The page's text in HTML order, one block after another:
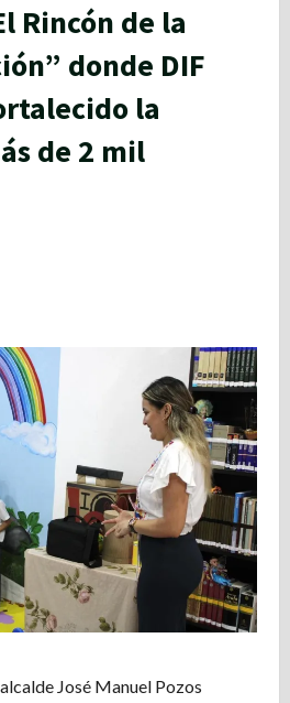
Rincón de la
donde DIF
la
de 2 mil
José Manuel Pozos